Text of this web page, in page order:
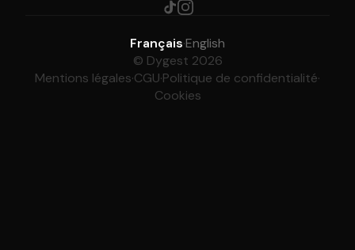
Français·English
© Dygest 2026
Mentions légales·CGU·Politique de confidentialité·
Cookies